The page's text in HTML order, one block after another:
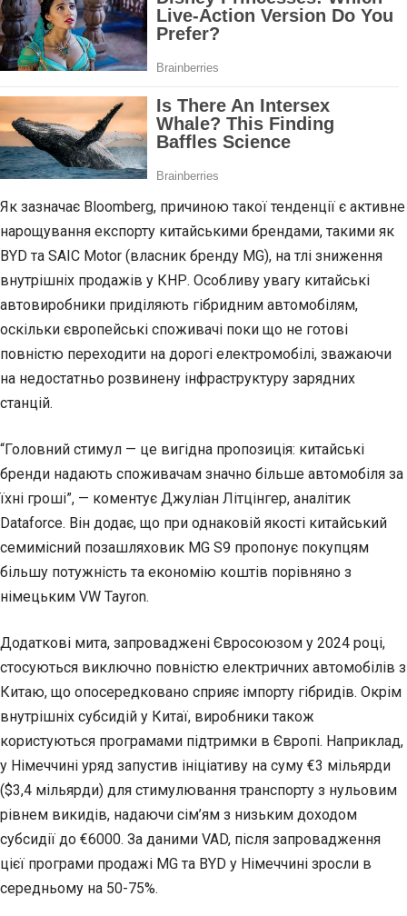
Як зазначає Bloomberg, причиною такої тенденції є активне
нарощування експорту китайськими брендами, такими як
BYD та SAIC Motor (власник бренду MG), на тлі зниження
внутрішніх продажів у КНР. Особливу увагу китайські
автовиробники приділяють гібридним автомобілям,
оскільки європейські споживачі поки що не готові
повністю переходити на дорогі електромобілі, зважаючи
на недостатньо розвинену інфраструктуру зарядних
станцій.
“Головний стимул — це вигідна пропозиція: китайські
бренди надають споживачам значно більше автомобіля за
їхні гроші”, — коментує Джуліан Літцінгер, аналітик
Dataforce. Він додає, що при однаковій якості китайський
семимісний позашляховик MG S9 пропонує покупцям
більшу потужність та економію коштів порівняно з
німецьким VW Tayron.
Додаткові мита, запроваджені Євросоюзом у 2024 році,
стосуються виключно повністю електричних автомобілів з
Китаю, що опосередковано сприяє імпорту гібридів. Окрім
внутрішніх субсидій у Китаї, виробники також
користуються програмами підтримки в Європі. Наприклад,
у Німеччині уряд запустив ініціативу на суму €3 мільярди
($3,4 мільярди) для стимулювання транспорту з нульовим
рівнем викидів, надаючи сім’ям з низьким доходом
субсидії до €6000. За даними VAD, після запровадження
цієї програми продажі MG та BYD у Німеччині зросли в
середньому на 50-75%.